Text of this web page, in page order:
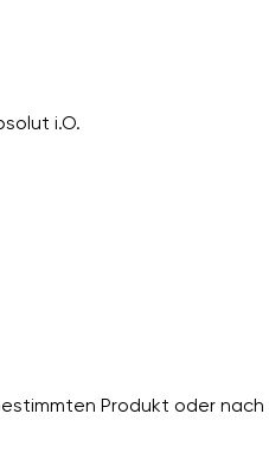
i.O.
Produkt oder